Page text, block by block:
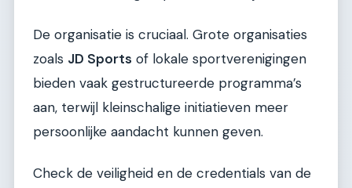
De organisatie is cruciaal. Grote organisaties
zoals JD Sports of lokale sportverenigingen
bieden vaak gestructureerde programma’s
aan, terwijl kleinschalige initiatieven meer
persoonlijke aandacht kunnen geven.
Check de veiligheid en de credentials van de